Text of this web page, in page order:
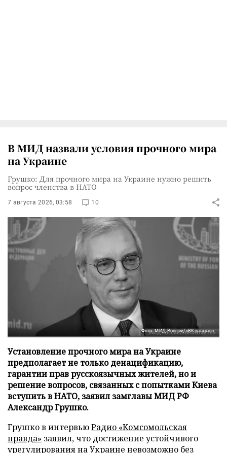
В МИД назвали условия прочного мира
на Украине
Грушко: Для прочного мира на Украине нужно решить
вопрос членства в НАТО
7 августа 2026, 03:58 10
Фото: МИД России/«ВКонтакте»
Установление прочного мира на Украине
предполагает не только денацификацию,
гарантии прав русскоязычных жителей, но и
решение вопросов, связанных с попытками Киева
вступить в НАТО, заявил замглавы МИД РФ
Александр Грушко.
Грушко в интервьюРадио «Комсомольская
правда» заявил, что достижение устойчивого
урегулирования на Украине невозможно без